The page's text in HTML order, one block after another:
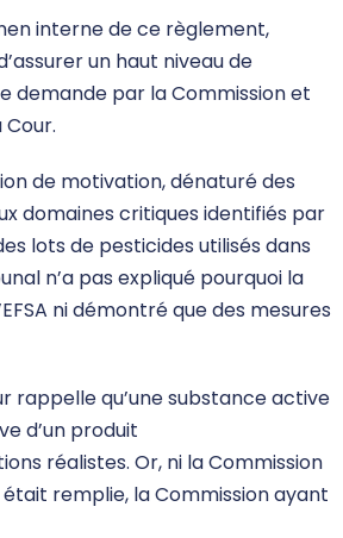
interne de ce règlement,
un haut niveau de
demande par la Commission et
de motivation, dénaturé des
domaines critiques identifiés par
lots de pesticides utilisés dans
n’a pas expliqué pourquoi la
ni démontré que des mesures
rappelle qu’une substance active
d’un produit
réalistes. Or, ni la Commission
remplie, la Commission ayant